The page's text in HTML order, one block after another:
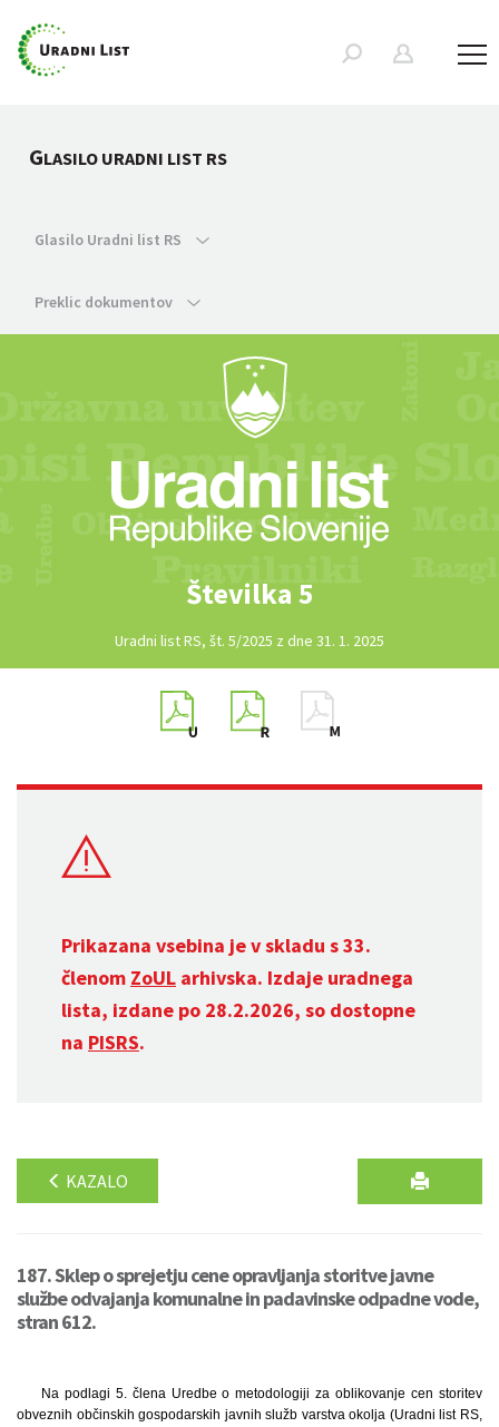
GLASILO URADNI LIST RS
Glasilo Uradni list RS
Preklic dokumentov
Številka 5
Uradni list RS, št. 5/2025 z dne 31. 1. 2025
Prikazana vsebina je v skladu s 33.
členom ZoUL arhivska. Izdaje uradnega
lista, izdane po 28.2.2026, so dostopne
na PISRS.
KAZALO
187. Sklep o sprejetju cene opravljanja storitve javne
službe odvajanja komunalne in padavinske odpadne vode,
stran 612.
Na podlagi 5. člena Uredbe o metodologiji za oblikovanje cen storitev
obveznih občinskih gospodarskih javnih služb varstva okolja (Uradni list RS,